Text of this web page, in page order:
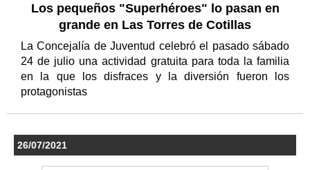
Los pequeños "Superhéroes" lo pasan en
grande en Las Torres de Cotillas
La Concejalía de Juventud celebró el pasado sábado
24 de julio una actividad gratuita para toda la familia
en la que los disfraces y la diversión fueron los
protagonistas
26/07/2021